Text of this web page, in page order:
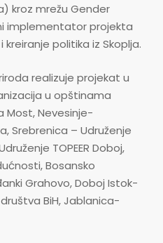
kroz mrežu Gender
implementator projekta
politika iz Skoplja.
realizuje projekat u
u opštinama
Most, Nevesinje-
Srebrenica – Udruženje
TOPEER Doboj,
Bosansko
Grahovo, Doboj Istok-
BiH, Jablanica-